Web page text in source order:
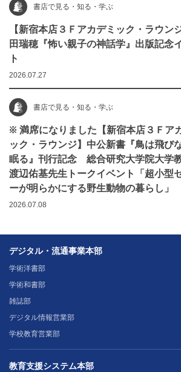
書店で見る・知る・学ぶ
【新宿本店３Ｆアカデミック・ラウン
田瑞穂『怖い親子の神話学』出版記念
ト
2026.07.27
書店で見る・知る・学ぶ
※ 満席になりました【新宿本店３Ｆア
ック・ラウンジ】中公新書『鳥は飛び
眠る』刊行記念 総合研究大学院大学
渡辺佑基先生トークイベント「超小型
ーが明らかにする野生動物の暮らし」
2026.07.08
デジタル・流通事業本部
学術洋書部
学術和書部
雑誌部
デジタル情報営業部
学校教育営業部
教育支援システム本部